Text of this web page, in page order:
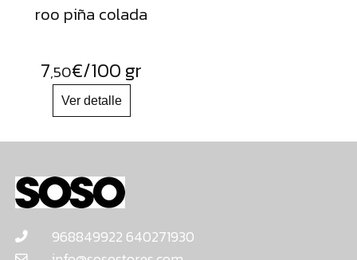
roo piña colada
7,50€/100 gr
968849922 640271930